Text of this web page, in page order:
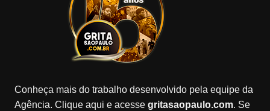
Conheça mais do trabalho desenvolvido pela equipe da
Agência. Clique aqui e acesse gritasaopaulo.com. Se